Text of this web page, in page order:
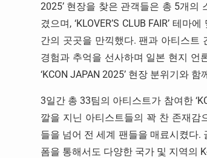
2025’ 현장을 찾은 관객들은 총 5개
겼으며, ‘KLOVER’S CLUB FAIR’ 테
간의 곳곳을 만끽했다. 팬과 아티스트
경험과 추억을 선사하며 일본 현지 언
‘KCON JAPAN 2025’ 현장 분위기와
3일간 총 33팀의 아티스트가 참여한
깔을 지닌 아티스트들의 꽉 찬 존재감
들을 넘어 전 세계 팬들을 매료시켰다.
폼을 통해서도 다양한 국가 및 지역의